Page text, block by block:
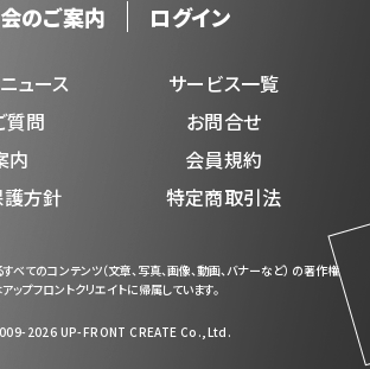
のご案内 ログイン
ュース
サービス一覧
質問
お問合せ
内
会員規約
方針
特定商取引法
べてのコンテンツ（文章、写真、画像、動画、バナーなど） の著作権
ップフロントクリエイトに帰属しています。
2026 UP-FRONT CREATE Co.,Ltd.